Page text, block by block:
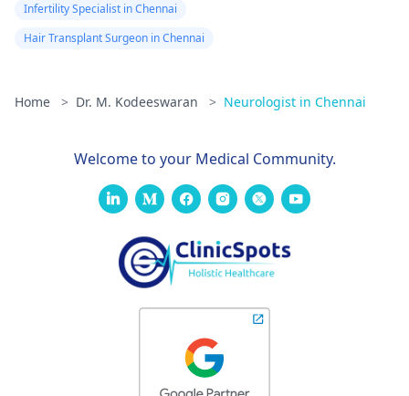
Infertility Specialist in Chennai
Hair Transplant Surgeon in Chennai
Home > Dr. M. Kodeeswaran > Neurologist in Chennai
Welcome to your Medical Community.